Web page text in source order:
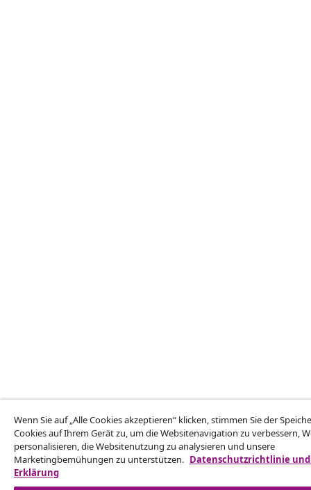
Wenn Sie auf „Alle Cookies akzeptieren“ klicken, stimmen Sie der
Cookies auf Ihrem Gerät zu, um die Websitenavigation zu verbessern,
personalisieren, die Websitenutzung zu analysieren und unsere
Marketingbemühungen zu unterstützen. Datenschutzrichtlinie und
Erklärung